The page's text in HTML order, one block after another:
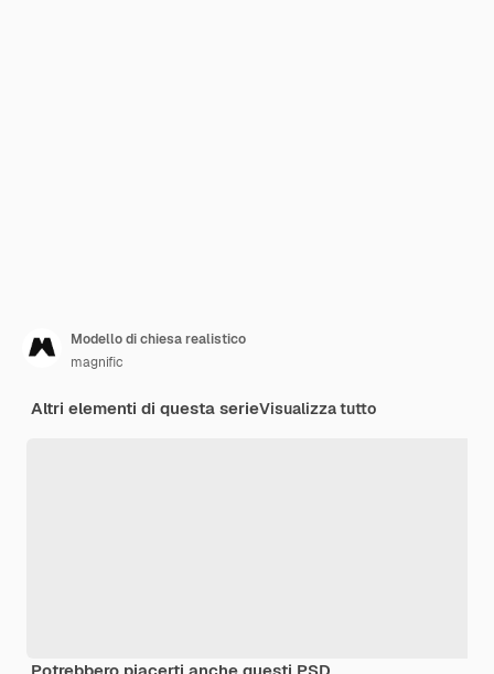
Modello di chiesa realistico
magnific
Altri elementi di questa serieVisualizza tutto